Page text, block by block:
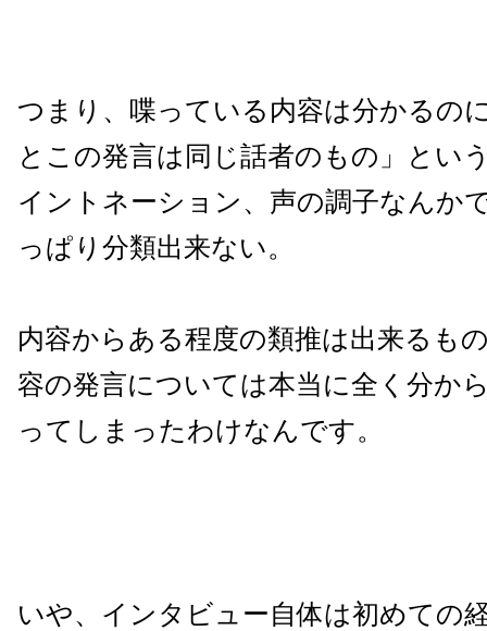
つまり、喋っている内容は分かるの
とこの発言は同じ話者のもの」とい
イントネーション、声の調子なんか
っぱり分類出来ない。
内容からある程度の類推は出来るも
容の発言については本当に全く分か
ってしまったわけなんです。
いや、インタビュー自体は初めての